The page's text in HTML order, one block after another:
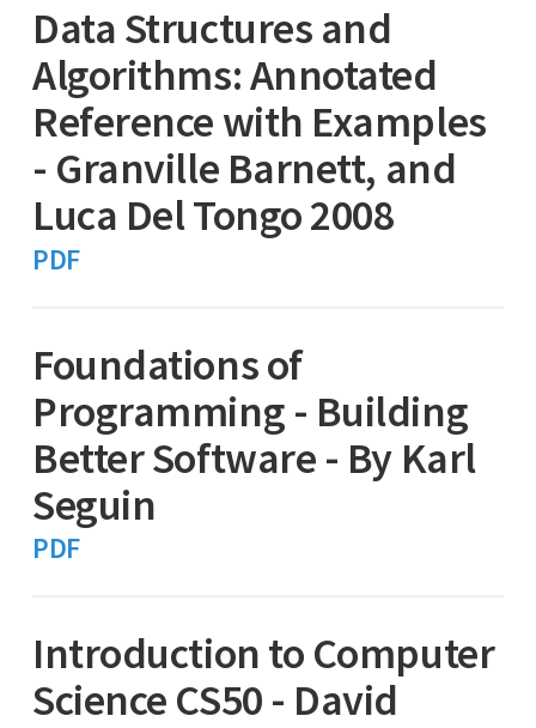
Data Structures and
Algorithms: Annotated
Reference with Examples
- Granville Barnett, and
Luca Del Tongo 2008
PDF
Foundations of
Programming - Building
Better Software - By Karl
Seguin
PDF
Introduction to Computer
Science CS50 - David